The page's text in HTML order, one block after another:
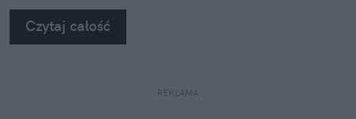
na własne oczy zobaczyć, jak profesjonaliści radzą
sobie z takimi uszkodzeniami.
Czytaj całość
REKLAMA